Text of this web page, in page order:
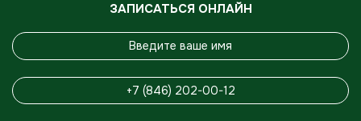
ЗАПИСАТЬСЯ ОНЛАЙН